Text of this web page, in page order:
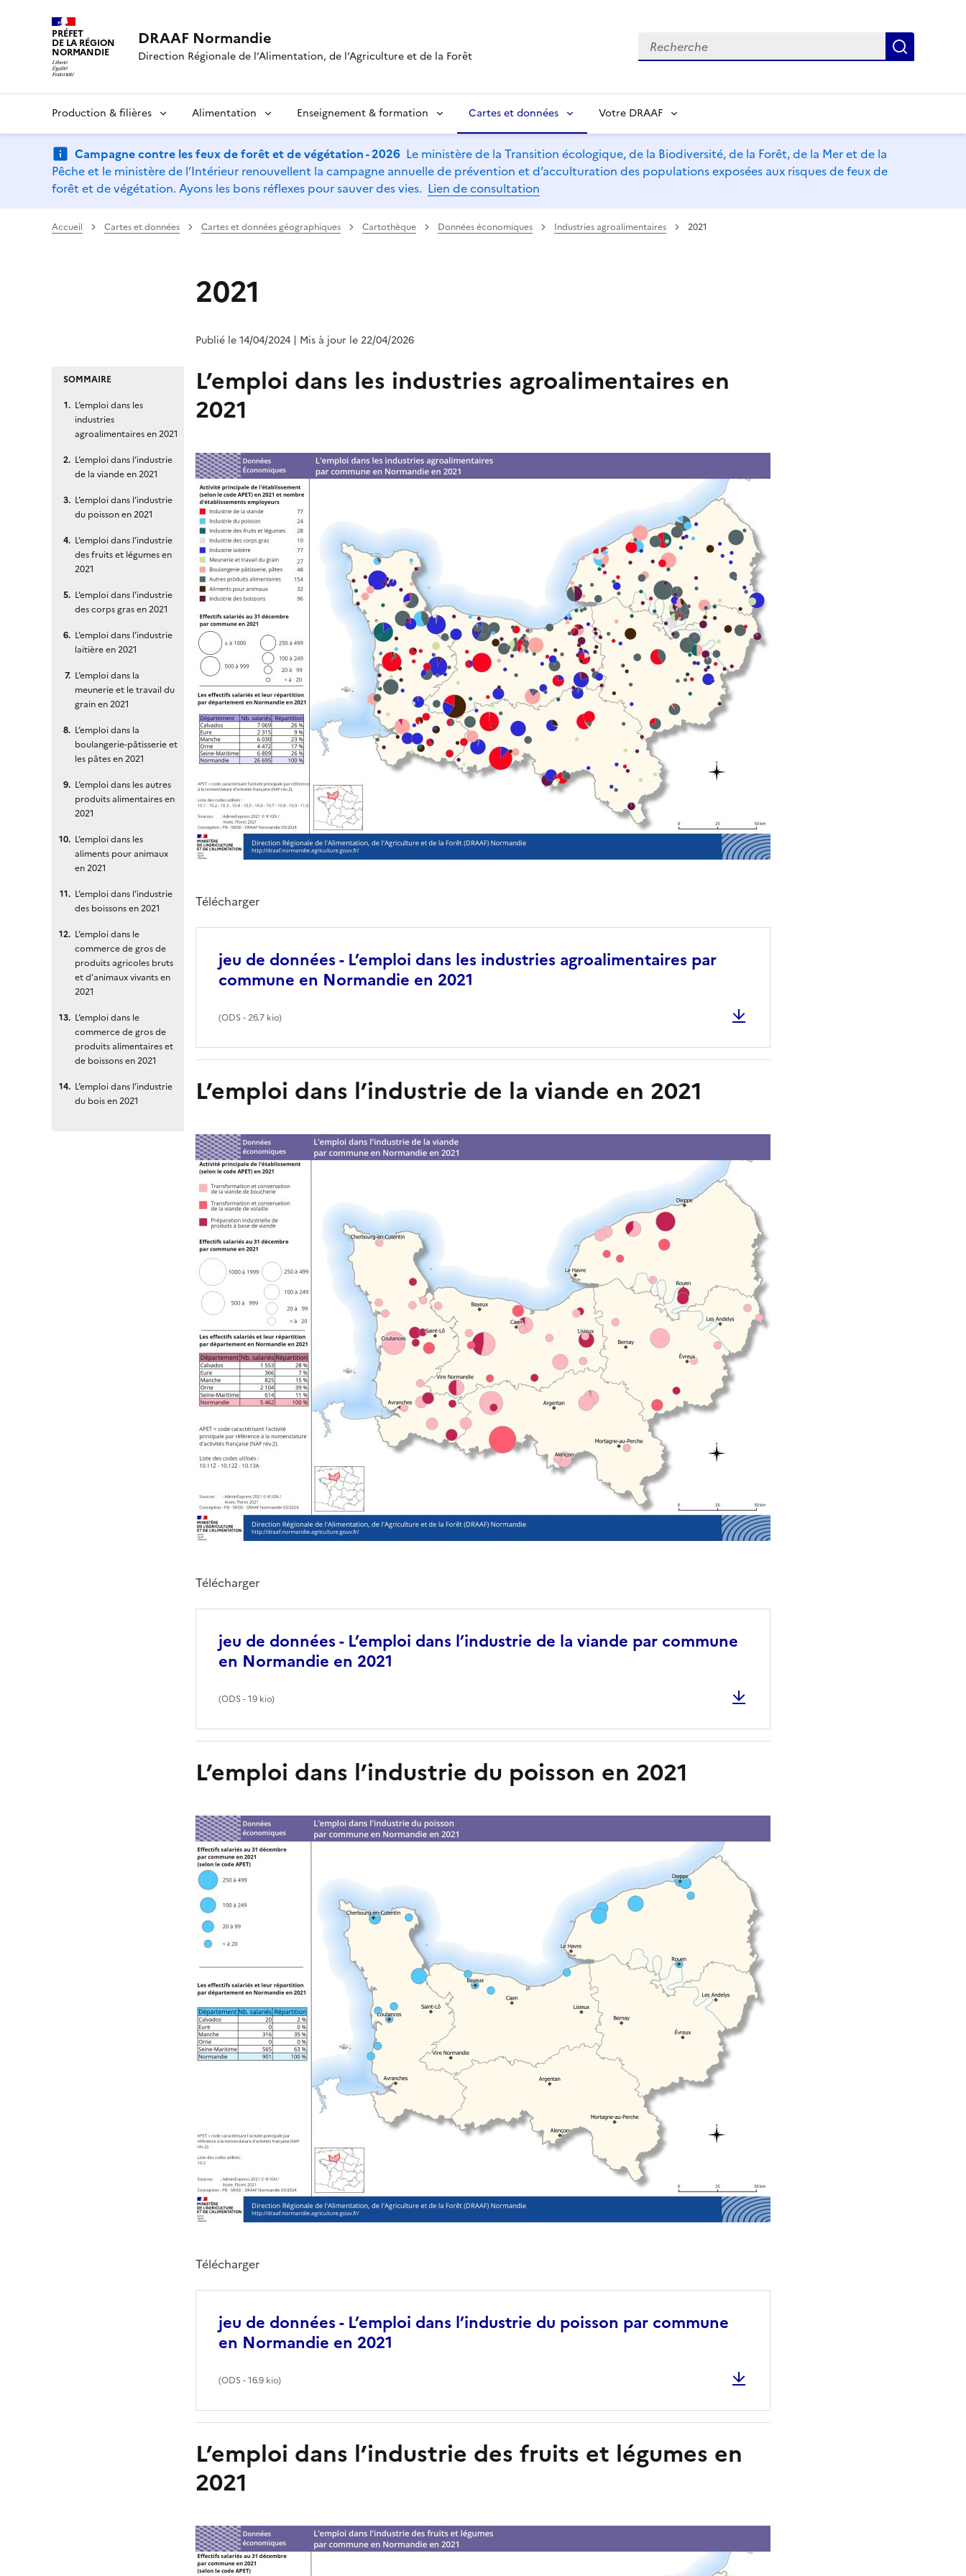
PRÉFET
DE LA RÉGION
NORMANDIE
DRAAF Normandie
Direction Régionale de l’Alimentation, de l’Agriculture et de la Forêt
Recherche
Production & filières Alimentation Enseignement & formation Cartes et données Votre DRAAF
Campagne contre les feux de forêt et de végétation - 2026 Le ministère de la Transition écologique, de la Biodiversité, de la Forêt, de la Mer et de la
Pêche et le ministère de l’Intérieur renouvellent la campagne annuelle de prévention et d’acculturation des populations exposées aux risques de feux de
forêt et de végétation. Ayons les bons réflexes pour sauver des vies. Lien de consultation
Accueil Cartes et données Cartes et données géographiques Cartothèque Données économiques Industries agroalimentaires 2021
2021
Publié le 14/04/2024 | Mis à jour le 22/04/2026
SOMMAIRE
L’emploi dans les
industries
agroalimentaires en 2021
L’emploi dans l’industrie
de la viande en 2021
L’emploi dans l’industrie
du poisson en 2021
L’emploi dans l’industrie
des fruits et légumes en
2021
L’emploi dans l’industrie
des corps gras en 2021
L’emploi dans l’industrie
laitière en 2021
L’emploi dans la
meunerie et le travail du
grain en 2021
L’emploi dans la
boulangerie-pâtisserie et
les pâtes en 2021
L’emploi dans les autres
produits alimentaires en
2021
L’emploi dans les
aliments pour animaux
en 2021
L’emploi dans l’industrie
des boissons en 2021
L’emploi dans le
commerce de gros de
produits agricoles bruts
et d’animaux vivants en
2021
L’emploi dans le
commerce de gros de
produits alimentaires et
de boissons en 2021
L’emploi dans l’industrie
du bois en 2021
L’emploi dans les industries agroalimentaires en
2021
Télécharger
jeu de données - L’emploi dans les industries agroalimentaires par
commune en Normandie en 2021
(ODS - 26.7 kio)
L’emploi dans l’industrie de la viande en 2021
Télécharger
jeu de données - L’emploi dans l’industrie de la viande par commune
en Normandie en 2021
(ODS - 19 kio)
L’emploi dans l’industrie du poisson en 2021
Télécharger
jeu de données - L’emploi dans l’industrie du poisson par commune
en Normandie en 2021
(ODS - 16.9 kio)
L’emploi dans l’industrie des fruits et légumes en
2021